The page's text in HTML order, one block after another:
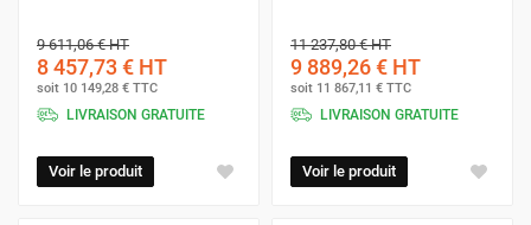
9 611,06 €HT
8 457,73 € HT
soit 10 149,28 € TTC
LIVRAISON GRATUITE
Voir le produit
11 237,80 €HT
9 889,26 € HT
soit 11 867,11 € TTC
LIVRAISON GRATUITE
Voir le produit